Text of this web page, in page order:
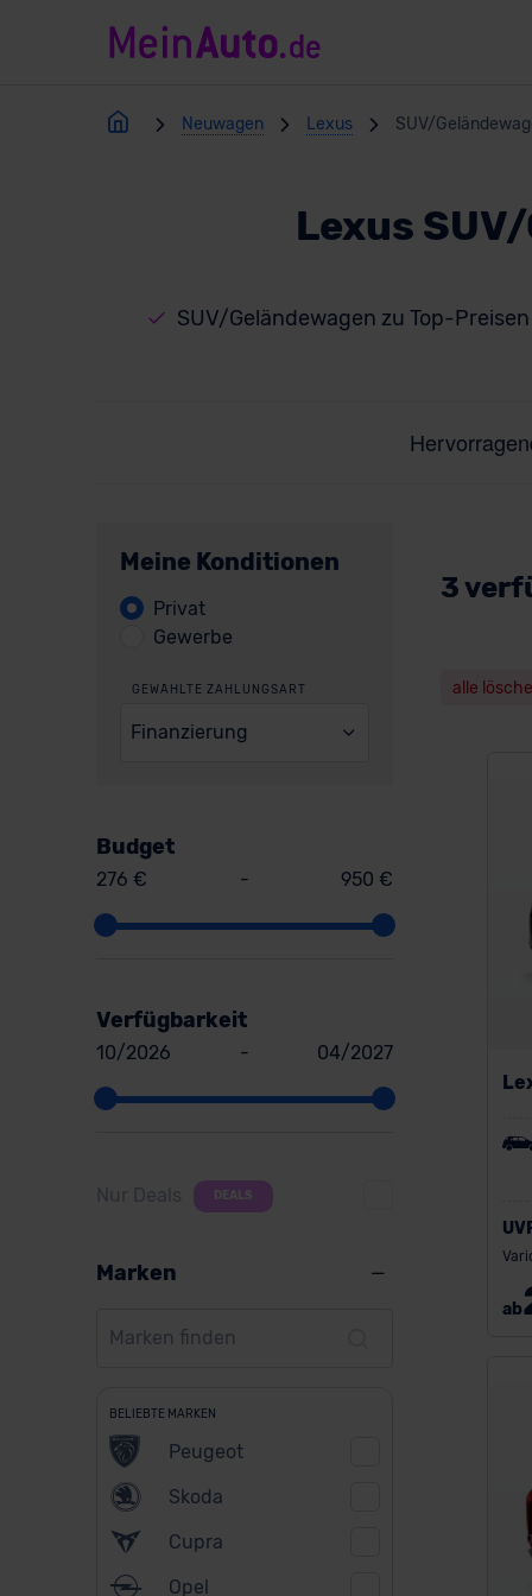
Neuwagen Lexus SUV/
Lexus
SUV/Geländewagen zu Top-Preisen
Meine Konditionen
Privat
Gewerbe
GEWÄHLTE ZAHLUNGSART
Finanzierung
Budget
276 € - 950 €
Verfügbarkeit
10/2026 - 04/2027
Nur Deals DEALS
Marken
BELIEBTE MARKEN
Peugeot
Skoda
Cupra
Opel
3
alle
ab